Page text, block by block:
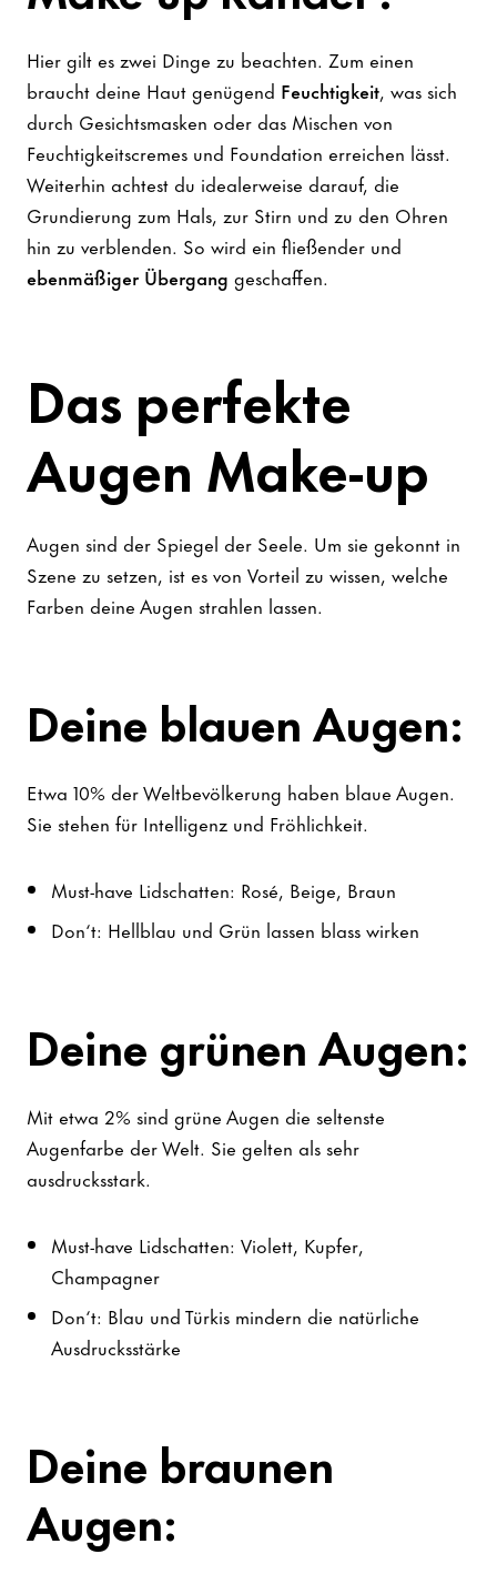
Hier gilt es zwei Dinge zu beachten. Zum einen
braucht deine Haut genügend Feuchtigkeit, was sich
durch Gesichtsmasken oder das Mischen von
Feuchtigkeitscremes und Foundation erreichen lässt.
Weiterhin achtest du idealerweise darauf, die
Grundierung zum Hals, zur Stirn und zu den Ohren
hin zu verblenden. So wird ein fließender und
ebenmäßiger Übergang geschaffen.
Das perfekte
Augen Make-up
Augen sind der Spiegel der Seele. Um sie gekonnt in
Szene zu setzen, ist es von Vorteil zu wissen, welche
Farben deine Augen strahlen lassen.
Deine blauen Augen:
Etwa 10% der Weltbevölkerung haben blaue Augen.
Sie stehen für Intelligenz und Fröhlichkeit.
Must-have Lidschatten: Rosé, Beige, Braun
Don‘t: Hellblau und Grün lassen blass wirken
Deine grünen Augen:
Mit etwa 2% sind grüne Augen die seltenste
Augenfarbe der Welt. Sie gelten als sehr
ausdrucksstark.
Must-have Lidschatten: Violett, Kupfer,
Champagner
Don‘t: Blau und Türkis mindern die natürliche
Ausdrucksstärke
Deine braunen
Augen: